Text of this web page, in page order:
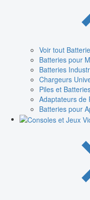
Voir tout
Batteries pour
Batteries
Chargeurs
Piles et
Adaptateurs de
Batteries pour